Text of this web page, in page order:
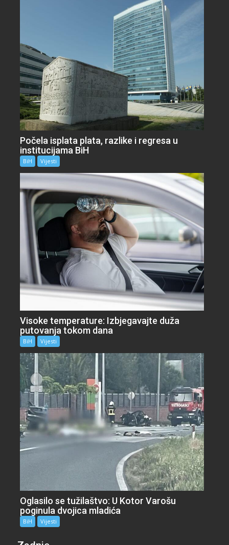
Počela isplata plata, razlike i regresa u
institucijama BiH
BiH Vijesti
Visoke temperature: Izbjegavajte duža
putovanja tokom dana
BiH Vijesti
Oglasilo se tužilaštvo: U Kotor Varošu
poginula dvojica mladića
BiH Vijesti